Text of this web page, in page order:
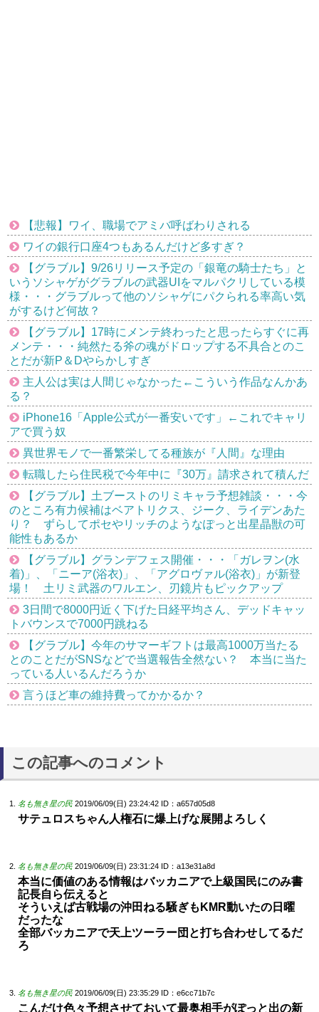
【悲報】ワイ、職場でアミバ呼ばわりされる
ワイの銀行口座4つもあるんだけど多すぎ？
【グラブル】9/26リリース予定の「銀竜の騎士たち」と
いうソシャゲがグラブルの武器UIをマルパクリしている模
様・・・グラブルって他のソシャゲにパクられる率高い気
がするけど何故？
【グラブル】17時にメンテ終わったと思ったらすぐに再
メンテ・・・純然たる斧の魂がドロップする不具合とのこ
とだが新P＆Dやらかしすぎ
主人公は実は人間じゃなかった←こういう作品なんかあ
る？
iPhone16「Apple公式が一番安いです」←これでキャリ
アで買う奴
異世界モノで一番繁栄してる種族が『人間』な理由
転職したら住民税で今年中に『30万』請求されて積んだ
【グラブル】土ブーストのリミキャラ予想雑談・・・今
のところ有力候補はベアトリクス、ジーク、ライデンあた
り？ ずらしてポセやリッチのようなぽっと出星晶獣の可
能性もあるか
【グラブル】グランデフェス開催・・・「ガレヲン(水
着)」、「ニーア(浴衣)」、「アグロヴァル(浴衣)」が新登
場！ 土リミ武器のワルエン、刃鏡片もピックアップ
3日間で8000円近く下げた日経平均さん、デッドキャッ
トバウンスで7000円跳ねる
【グラブル】今年のサマーギフトは最高1000万当たる
とのことだがSNSなどで当選報告全然ない？ 本当に当た
っている人いるんだろうか
言うほど車の維持費ってかかるか？
この記事へのコメント
名も無き星の民 2019/06/09(日) 23:24:42 ID：a657d05d8
サテュロスちゃん人権石に爆上げな展開よろしく
名も無き星の民 2019/06/09(日) 23:31:24 ID：a13e31a8d
本当に価値のある情報はバッカニアで上級国民にのみ書
記長自ら伝えると
そういえば古戦場の沖田ねる騒ぎもKMR動いたの日曜
だったな
全部バッカニアで天上ツーラー団と打ち合わせしてるだ
ろ
名も無き星の民 2019/06/09(日) 23:35:29 ID：e6cc71b7c
こんだけ色々予想させておいて最奥相手がぽっと出の新